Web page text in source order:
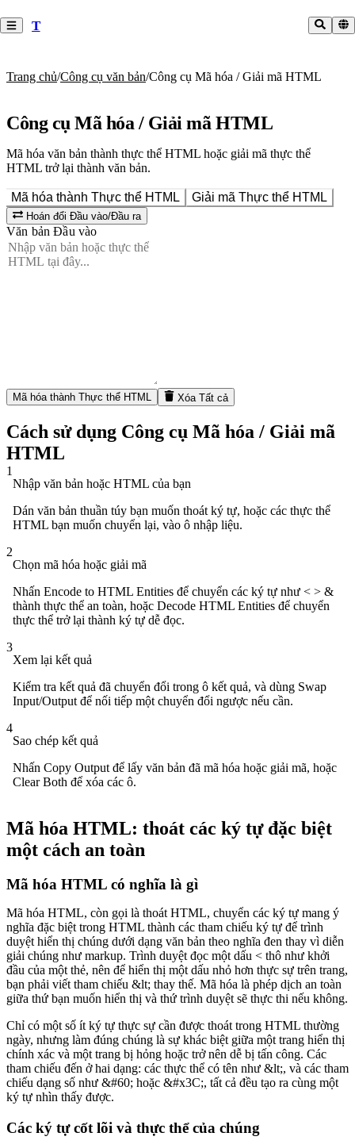
T
Trang chủ/Công cụ văn bản/Công cụ Mã hóa / Giải mã HTML
Công cụ Mã hóa / Giải mã HTML
Mã hóa văn bản thành thực thể HTML hoặc giải mã thực thể
HTML trở lại thành văn bản.
Mã hóa thành Thực thể HTML Giải mã Thực thể HTML
Hoán đổi Đầu vào/Đầu ra
Văn bản Đầu vào
Mã hóa thành Thực thể HTML Xóa Tất cả
Cách sử dụng Công cụ Mã hóa / Giải mã
HTML
1
Nhập văn bản hoặc HTML của bạn
Dán văn bản thuần túy bạn muốn thoát ký tự, hoặc các thực thể
HTML bạn muốn chuyển lại, vào ô nhập liệu.
2
Chọn mã hóa hoặc giải mã
Nhấn Encode to HTML Entities để chuyển các ký tự như < > &
thành thực thể an toàn, hoặc Decode HTML Entities để chuyển
thực thể trở lại thành ký tự dễ đọc.
3
Xem lại kết quả
Kiểm tra kết quả đã chuyển đổi trong ô kết quả, và dùng Swap
Input/Output để nối tiếp một chuyển đổi ngược nếu cần.
4
Sao chép kết quả
Nhấn Copy Output để lấy văn bản đã mã hóa hoặc giải mã, hoặc
Clear Both để xóa các ô.
Mã hóa HTML: thoát các ký tự đặc biệt
một cách an toàn
Mã hóa HTML có nghĩa là gì
Mã hóa HTML, còn gọi là thoát HTML, chuyển các ký tự mang ý
nghĩa đặc biệt trong HTML thành các tham chiếu ký tự để trình
duyệt hiển thị chúng dưới dạng văn bản theo nghĩa đen thay vì diễn
giải chúng như markup. Trình duyệt đọc một dấu < thô như khởi
đầu của một thẻ, nên để hiển thị một dấu nhỏ hơn thực sự trên trang,
bạn phải viết tham chiếu &lt; thay thế. Mã hóa là phép dịch an toàn
giữa thứ bạn muốn hiển thị và thứ trình duyệt sẽ thực thi nếu không.
Chỉ có một số ít ký tự thực sự cần được thoát trong HTML thường
ngày, nhưng làm đúng chúng là sự khác biệt giữa một trang hiển thị
chính xác và một trang bị hỏng hoặc trở nên dễ bị tấn công. Các
tham chiếu đến ở hai dạng: các thực thể có tên như &lt;, và các tham
chiếu dạng số như &#60; hoặc &#x3C;, tất cả đều tạo ra cùng một
ký tự nhìn thấy được.
Các ký tự cốt lõi và thực thể của chúng